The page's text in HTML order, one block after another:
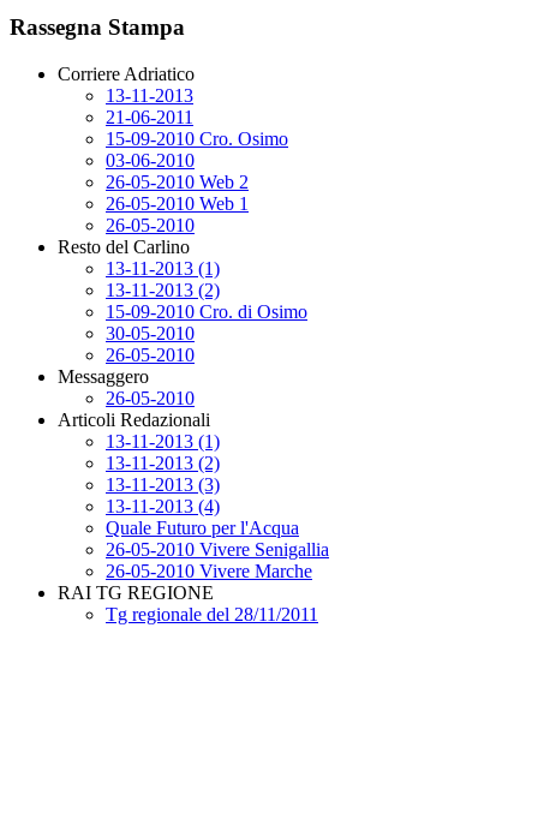
Rassegna Stampa
Corriere Adriatico
13-11-2013
21-06-2011
15-09-2010 Cro. Osimo
03-06-2010
26-05-2010 Web 2
26-05-2010 Web 1
26-05-2010
Resto del Carlino
13-11-2013 (1)
13-11-2013 (2)
15-09-2010 Cro. di Osimo
30-05-2010
26-05-2010
Messaggero
26-05-2010
Articoli Redazionali
13-11-2013 (1)
13-11-2013 (2)
13-11-2013 (3)
13-11-2013 (4)
Quale Futuro per l'Acqua
26-05-2010 Vivere Senigallia
26-05-2010 Vivere Marche
RAI TG REGIONE
Tg regionale del 28/11/2011